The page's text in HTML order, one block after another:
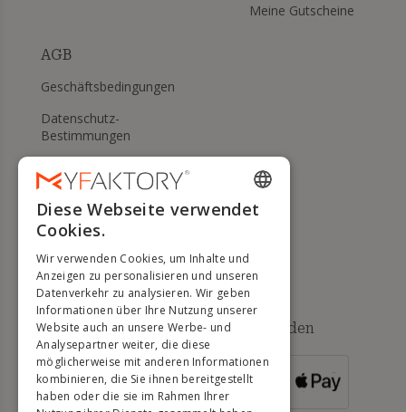
Meine Gutscheine
AGB
Geschäftsbedingungen
Datenschutz-
Bestimmungen
Meine Cookies verwalten
RÜCKGABERECHT
Verfügbare Zahlungsmethoden
FÜR
BESTELLUNGEN
ÜBER 500 €
ENGLISH
DUTCH
GERMAN
PORTUGUESE
SPANISH
Diese Webseite verwendet
Cookies.
Wir verwenden Cookies, um Inhalte und
Anzeigen zu personalisieren und unseren
Datenverkehr zu analysieren. Wir geben
Informationen über Ihre Nutzung unserer
Website auch an unsere Werbe- und
Analysepartner weiter, die diese
möglicherweise mit anderen Informationen
kombinieren, die Sie ihnen bereitgestellt
haben oder die sie im Rahmen Ihrer